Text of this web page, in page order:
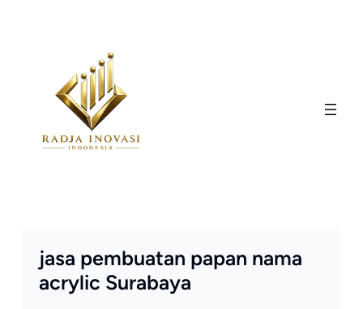
jasa pembuatan papan nama
acrylic Surabaya